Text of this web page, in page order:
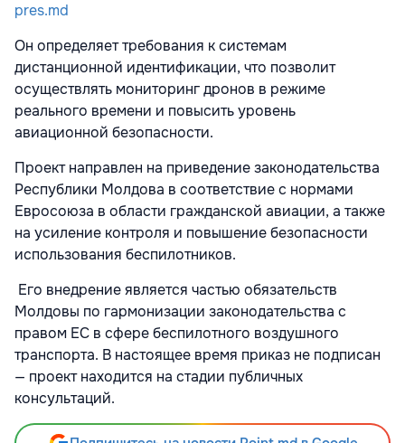
pres.md
Он определяет требования к системам
дистанционной идентификации, что позволит
осуществлять мониторинг дронов в режиме
реального времени и повысить уровень
авиационной безопасности.
Проект направлен на приведение законодательства
Республики Молдова в соответствие с нормами
Евросоюза в области гражданской авиации, а также
на усиление контроля и повышение безопасности
использования беспилотников.
Его внедрение является частью обязательств
Молдовы по гармонизации законодательства с
правом ЕС в сфере беспилотного воздушного
транспорта. В настоящее время приказ не подписан
— проект находится на стадии публичных
консультаций.